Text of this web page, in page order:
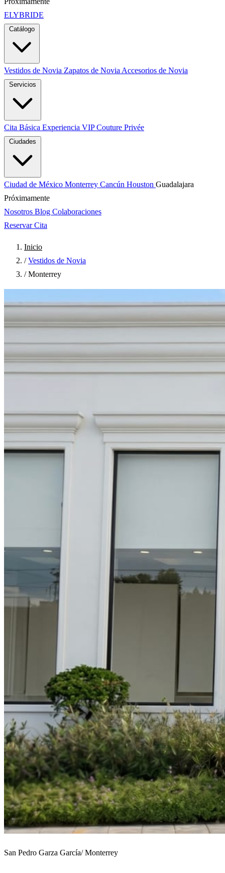
ELYBRIDE
Catálogo
Vestidos de Novia Zapatos de Novia Accesorios de Novia
Servicios
Cita Básica Experiencia VIPCouture Privée
Ciudades
Ciudad de México Monterrey Cancún Houston Guadalajara
Próximamente
Nosotros Blog Colaboraciones
Reservar Cita
Inicio
/ Vestidos de Novia
/ Monterrey
San Pedro Garza García/ Monterrey